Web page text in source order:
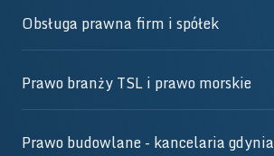
Obsługa prawna firm i spółek
Prawo branży TSL i prawo morskie
Prawo budowlane - kancelaria gdynia